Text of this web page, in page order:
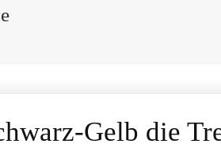
Gelb die